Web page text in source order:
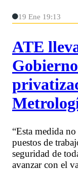
19 Ene 19:13
ATE
“Esta medida
puestos de
seguridad de
avanzar con el